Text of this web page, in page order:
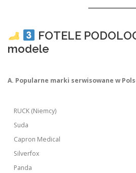
FOTELE
modele
A. Popularne marki serwisowane w
RUCK (Niemcy)
Suda
Capron Medical
Silverfox
Panda